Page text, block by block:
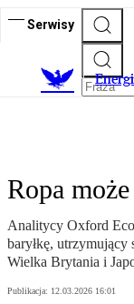
Serwisy
E
Ropa
Analitycy Oxford
baryłkę, utrzymujący
Wielka Brytania i
Publikacja: 12.03.2026 16:01